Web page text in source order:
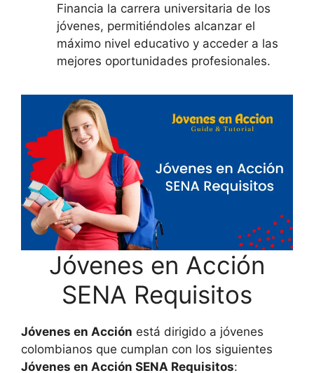
Financia la carrera universitaria de los
jóvenes, permitiéndoles alcanzar el
máximo nivel educativo y acceder a las
mejores oportunidades profesionales.
Jóvenes en Acción
SENA Requisitos
Jóvenes en Acción está dirigido a jóvenes
colombianos que cumplan con los siguientes
Jóvenes en Acción SENA Requisitos: